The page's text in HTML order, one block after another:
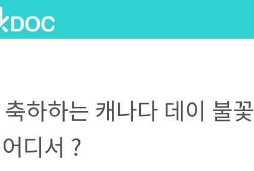
하하는 캐나다 데이 불꽃
디서 ?